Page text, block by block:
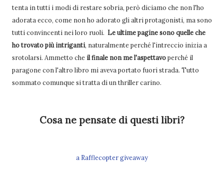
tenta in tutti i modi di restare sobria, però diciamo che non l'ho
adorata ecco, come non ho adorato gli altri protagonisti, ma sono
tutti convincenti nei loro ruoli. Le ultime pagine sono quelle che
ho trovato più intriganti, naturalmente perché l'intreccio inizia a
srotolarsi. Ammetto che il finale non me l'aspettavoperché il
paragone con l'altro libro mi aveva portato fuori strada. Tutto
sommato comunque si tratta di un thriller carino.
Cosa ne pensate di questi libri?
a Rafflecopter giveaway